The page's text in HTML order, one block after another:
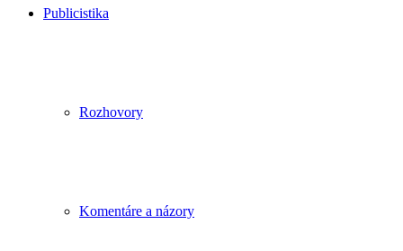
Publicistika
Rozhovory
Komentáre a názory